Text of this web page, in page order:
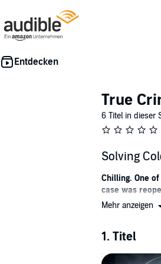
True
6 Titel in dieser
Solving
Chilling. One
case was
From the more
You will find
Bone-
Mehr anzeigen
1. Titel